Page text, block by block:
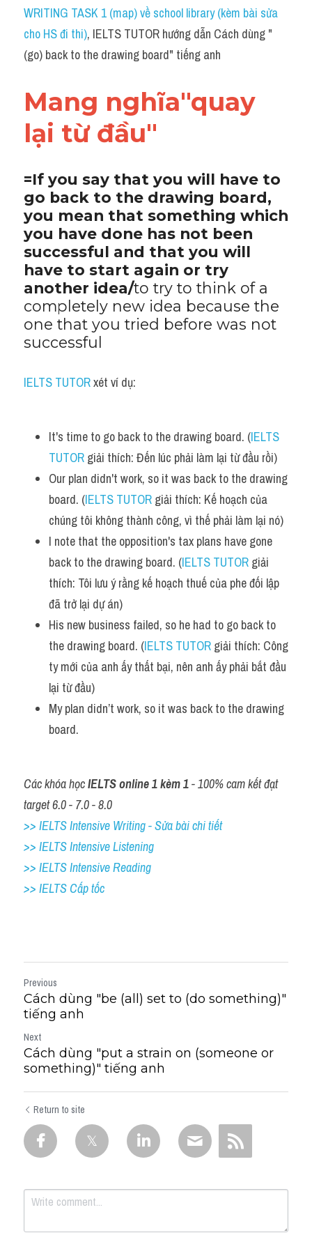
Idiom
Grammar
Word form
Cách dùng từ
Đề thi thật Task 2
Speaking
Writing
Reading
Vocabulary
WRITING TASK 1 (map) về school library (kèm bài sửa
cho HS đi thi), IELTS TUTOR hướng dẫn Cách dùng "
(go) back to the drawing board" tiếng anh
Mang nghĩa"quay
lại từ đầu"
=If you say that you will have to
go back to the drawing board,
you mean that something which
you have done has not been
successful and that you will
have to start again or try
another idea/to try to think of a
completely new idea because the
one that you tried before was not
successful
IELTS TUTOR xét ví dụ:
It's time to go back to the drawing board. (IELTS
TUTOR giải thích: Đến lúc phải làm lại từ đầu rồi)
Our plan didn't work, so it was back to the drawing
board. (IELTS TUTOR giải thích: Kế hoạch của
chúng tôi không thành công, vì thế phải làm lại nó)
I note that the opposition's tax plans have gone
back to the drawing board. (IELTS TUTOR giải
thích: Tôi lưu ý rằng kế hoạch thuế của phe đối lập
đã trở lại dự án)
His new business failed, so he had to go back to
the drawing board. (IELTS TUTOR giải thích: Công
ty mới của anh ấy thất bại, nên anh ấy phải bắt đầu
lại từ đầu)
My plan didn’t work, so it was back to the drawing
board.
Các khóa học IELTS online 1 kèm 1 - 100% cam kết đạt
target 6.0 - 7.0 - 8.0
>> IELTS Intensive Writing - Sửa bài chi tiết
>> IELTS Intensive Listening
>> IELTS Intensive Reading
>> IELTS Cấp tốc
Previous
Cách dùng "be (all) set to (do something)"
tiếng anh
Next
Cách dùng "put a strain on (someone or
something)" tiếng anh
Return to site